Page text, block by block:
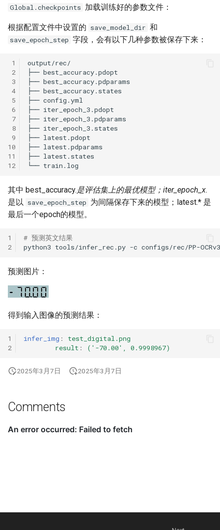
Global.checkpoints 加载训练好的参数文件：
根据配置文件中设置的 save_model_dir 和
save_epoch_step 字段，会有以下几种参数被保存下来：
1
2
3
4
5
6
7
8
9
10
11
12
其中 best_accuracy.是评估集上的最优模型；iter_epoch_x.
是以
save_epoch_step 为间隔保存下来的模型；latest.* 是
最后一个epoch的模型。
1
2
# 预测英文结果
python3 tools/infer_rec.py -c configs/rec/PP-
预测图片：
得到输入图像的预测结果：
1
2
infer_img :
test_digital.png
result : ('-70.00', 0.9998967)
2025年3月7日 2025年3月7日
Comments